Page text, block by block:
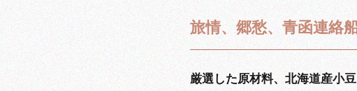
旅情、郷愁、青函連絡
厳選した原材料、北海道産小